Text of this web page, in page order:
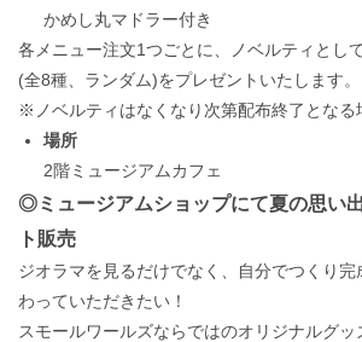
かめし丸マドラー付き
各メニュー注文1つごとに、ノベルティとし
(全8種、ランダム)をプレゼントいたします。
※ノベルティはなくなり次第配布終了となる
場所
2階ミュージアムカフェ
◎ミュージアムショップにて夏の思い
ト販売
ジオラマを見るだけでなく、自分でつくり
わっていただきたい！
スモールワールズならではのオリジナルグッ